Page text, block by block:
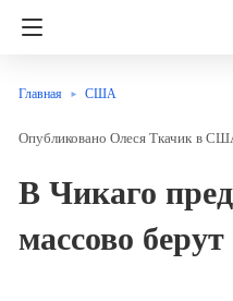
Главная США
Олеся Ткачик в
В Чикаго
массово